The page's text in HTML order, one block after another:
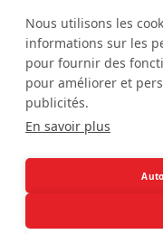
Nous utilisons les
informations sur les
pour fournir des
pour améliorer et
publicités.
En savoir plus
Dernières
Notification partenaires
Semaine de santé
Effectuer une